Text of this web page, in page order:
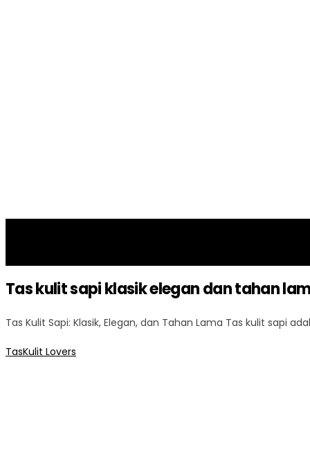
Tas kulit sapi klasik elegan dan tahan
Tas Kulit Sapi: Klasik, Elegan, dan Tahan Lama Tas kulit sapi
TasKulit Lovers